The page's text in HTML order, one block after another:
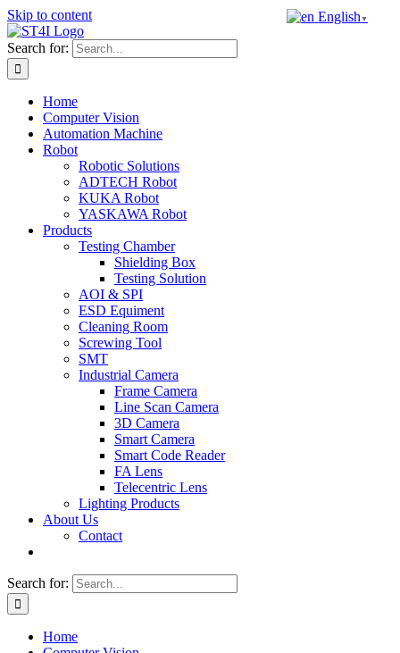
Skip to content
Search for:
Home
Computer Vision
Automation Machine
Robot
Robotic Solutions
ADTECH Robot
KUKA Robot
YASKAWA Robot
Products
Testing Chamber
Shielding Box
Testing Solution
AOI & SPI
ESD Equiment
Cleaning Room
Screwing Tool
SMT
Industrial Camera
Frame Camera
Line Scan Camera
3D Camera
Smart Camera
Smart Code Reader
FA Lens
Telecentric Lens
Lighting Products
About Us
Contact
Search for:
Home
English ▼